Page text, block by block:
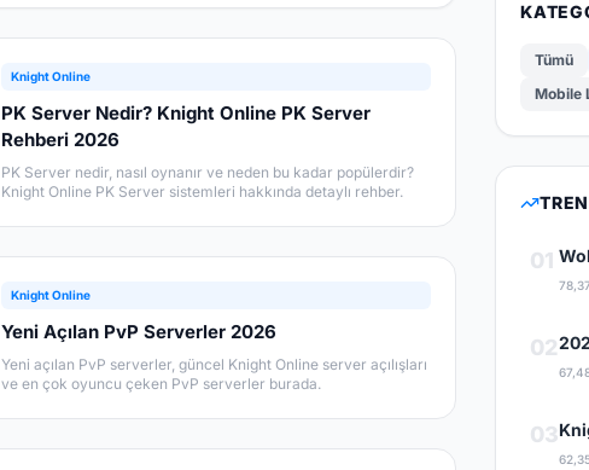
Knight Online
PK Server Nedir? Knight Online PK Server
Rehberi 2026
PK Server nedir, nasıl oynanır ve neden bu kadar popülerdir?
Knight Online PK Server sistemleri hakkında detaylı rehber.
Knight Online
Yeni Açılan PvP Serverler 2026
Yeni açılan PvP serverler, güncel Knight Online server açılışları
ve en çok oyuncu çeken PvP serverler burada.
Tümü
Mobile
01
02
03